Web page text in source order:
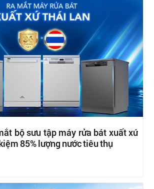
bộ sưu tập máy rửa bát xuất xứ
85% lượng nước tiêu thụ